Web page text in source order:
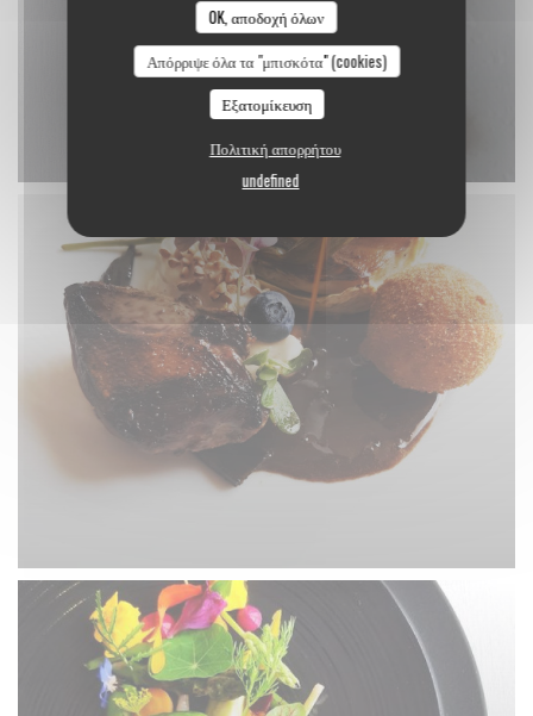
OK, αποδοχή όλων
Απόρριψε όλα τα "μπισκότα" (cookies)
Εξατομίκευση
Πολιτική απορρήτου
undefined